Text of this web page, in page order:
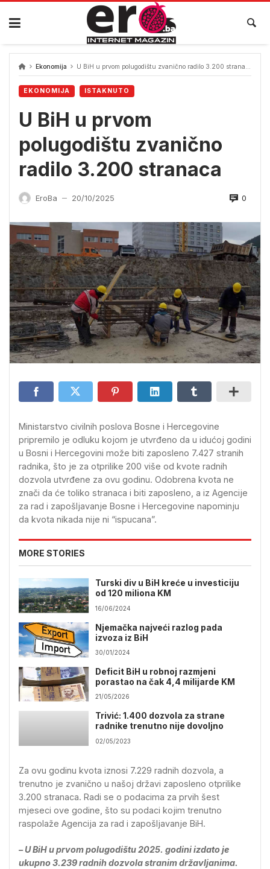
Skip
content
Ekonomija U BiH u prvom polugodištu zvanično radilo 3.200 stranaca
EKONOMIJA ISTAKNUTO
U BiH u prvom
polugodištu zvanično
radilo 3.200 stranaca
EroBa — 20/10/2025 0
Ministarstvo civilnih poslova Bosne i Hercegovine
pripremilo je odluku kojom je utvrđeno da u idućoj godini
u Bosni i Hercegovini može biti zaposleno 7.427 stranih
radnika, što je za otprilike 200 više od kvote radnih
dozvola utvrđene za ovu godinu. Odobrena kvota ne
znači da će toliko stranaca i biti zaposleno, a iz Agencije
za rad i zapošljavanje Bosne i Hercegovine napominju
da kvota nikada nije ni “ispucana”.
MORE STORIES
Turski div u BiH kreće u investiciju
od 120 miliona KM
16/06/2024
Njemačka najveći razlog pada
izvoza iz BiH
30/01/2024
Deficit BiH u robnoj razmjeni
porastao na čak 4,4 milijarde KM
21/05/2026
Trivić: 1.400 dozvola za strane
radnike trenutno nije dovoljno
02/05/2023
Za ovu godinu kvota iznosi 7.229 radnih dozvola, a
trenutno je zvanično u našoj državi zaposleno otprilike
3.200 stranaca. Radi se o podacima za prvih šest
mjeseci ove godine, što su podaci kojim trenutno
raspolaže Agencija za rad i zapošljavanje BiH.
– U BiH u prvom polugodištu 2025. godini izdato je
ukupno 3.239 radnih dozvola stranim državljanima.